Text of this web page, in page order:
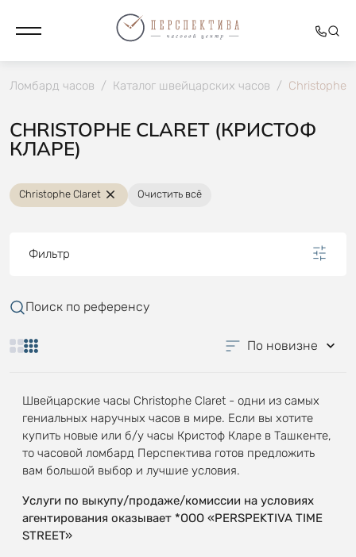
Ломбард часов / Каталог швейцарских часов / Christophe
CHRISTOPHE CLARET (КРИСТОФ
КЛАРЕ)
Christophe Claret Очистить всё
Фильтр
Поиск по референсу
По новизне
Швейцарские часы Christophe Claret - одни из самых
гениальных наручных часов в мире. Если вы хотите
купить новые или б/у часы Кристоф Кларе в Ташкенте,
то часовой ломбард Перспектива готов предложить
вам большой выбор и лучшие условия.
Услуги по выкупу/продаже/комиссии на условиях
агентирования оказывает *OOO «PERSPEKTIVA TIME
STREET»